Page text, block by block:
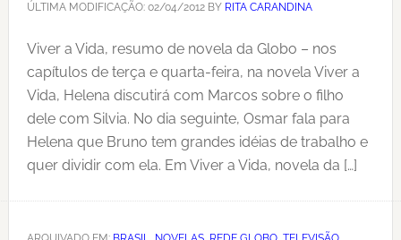
ÚLTIMA MODIFICAÇÃO: 02/04/2012BY RITA CARANDINA
Viver a Vida, resumo de novela da Globo – nos
capítulos de terça e quarta-feira, na novela Viver a
Vida, Helena discutirá com Marcos sobre o filho
dele com Silvia. No dia seguinte, Osmar fala para
Helena que Bruno tem grandes idéias de trabalho e
quer dividir com ela. Em Viver a Vida, novela da […]